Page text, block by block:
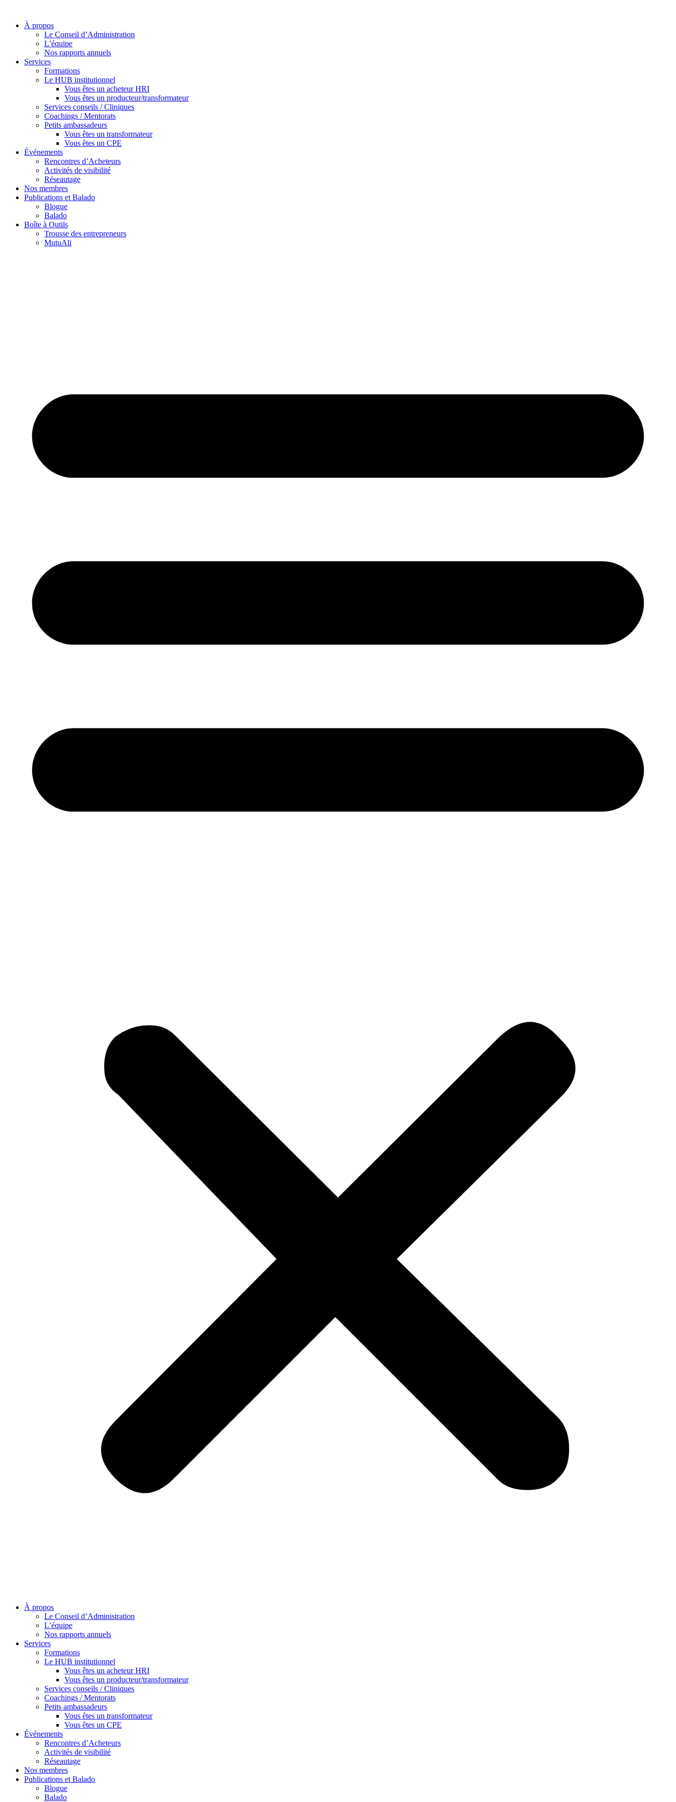
À propos
Le Conseil d’Administration
L’équipe
Nos rapports annuels
Services
Formations
Le HUB institutionnel
Vous êtes un acheteur HRI
Vous êtes un producteur/transformateur
Services conseils / Cliniques
Coachings / Mentorats
Petits ambassadeurs
Vous êtes un transformateur
Vous êtes un CPE
Événements
Rencontres d’Acheteurs
Activités de visibilité
Réseautage
Nos membres
Publications et Balado
Blogue
Balado
Boîte à Outils
Trousse des entrepreneurs
MutuAli
À propos
Le Conseil d’Administration
L’équipe
Nos rapports annuels
Services
Formations
Le HUB institutionnel
Vous êtes un acheteur HRI
Vous êtes un producteur/transformateur
Services conseils / Cliniques
Coachings / Mentorats
Petits ambassadeurs
Vous êtes un transformateur
Vous êtes un CPE
Événements
Rencontres d’Acheteurs
Activités de visibilité
Réseautage
Nos membres
Publications et Balado
Blogue
Balado